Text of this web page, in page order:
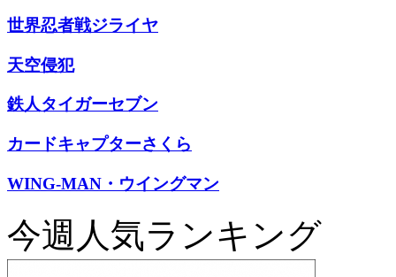
世界忍者戦ジライヤ
天空侵犯
鉄人タイガーセブン
カードキャプターさくら
WING-MAN・ウイングマン
今週人気ランキング